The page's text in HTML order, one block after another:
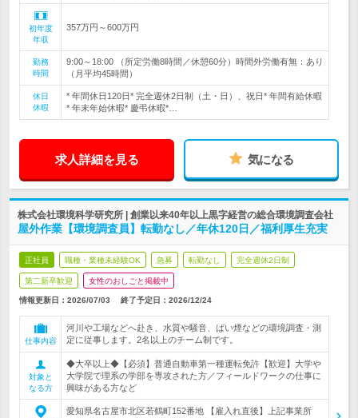
初年度
年収
357万円～600万円
勤務
時間
9:00～18:00 （所定労働8時間／休憩60分）時間外労働有無：あり
（月平均45時間）
休日
休暇
* 年間休日120日* 完全週休2日制（土・日）、祝日* 年間有給休暇
* 年末年始休暇* 慶弔休暇*…
求人詳細を見る 気になる
株式会社環境科学研究所 | 創業以来40年以上黒字経営の総合環境調査会社
屋外作業【環境調査員】転勤なし／年休120日／福利厚生充実
正社員 職種・業種未経験OK 急募 転勤なし 完全週休2日制
第二新卒歓迎 女性のおしごと掲載中
情報更新日：2026/07/03 終了予定日： 2026/12/24
仕事内容
河川や工場などへ赴き、水質や騒音、ばい煙などの環境調査・測
定に従事します。2名以上のチーム制です。
対象と
なる方
◆大卒以上◆【必須】普通自動車第一種運転免許【歓迎】大学や
大学院で理系の学部を専攻された方／フィールドワークの仕事に
興味がある方など
愛知県名古屋市北区若鶴町152番地 【雇入れ直後】上記事業所